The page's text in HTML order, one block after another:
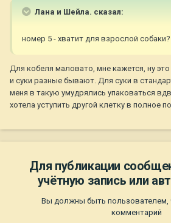
Лана и Шейла. сказал:
номер 5 - хватит для взрослой собаки?
Для кобеля маловато, мне кажется, ну
и суки разные бывают. Для суки в
меня в такую умудрялись упаковаться
хотела уступить другой клетку в полное
Для публикации
учётную запись или
Вы должны быть пользователем,
комментарий